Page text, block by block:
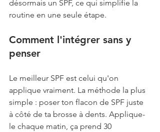
désormais un SPF, ce qui simplifie la
routine en une seule étape.
Comment l'intégrer sans y
penser
Le meilleur SPF est celui qu'on
applique vraiment. La méthode la plus
simple : poser ton flacon de SPF juste
à côté de ta brosse à dents. Applique-
le chaque matin, ça prend 30